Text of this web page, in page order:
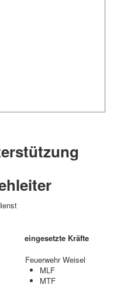
eingesetzte Kräfte
Feuerwehr Weisel
MLF
MTF